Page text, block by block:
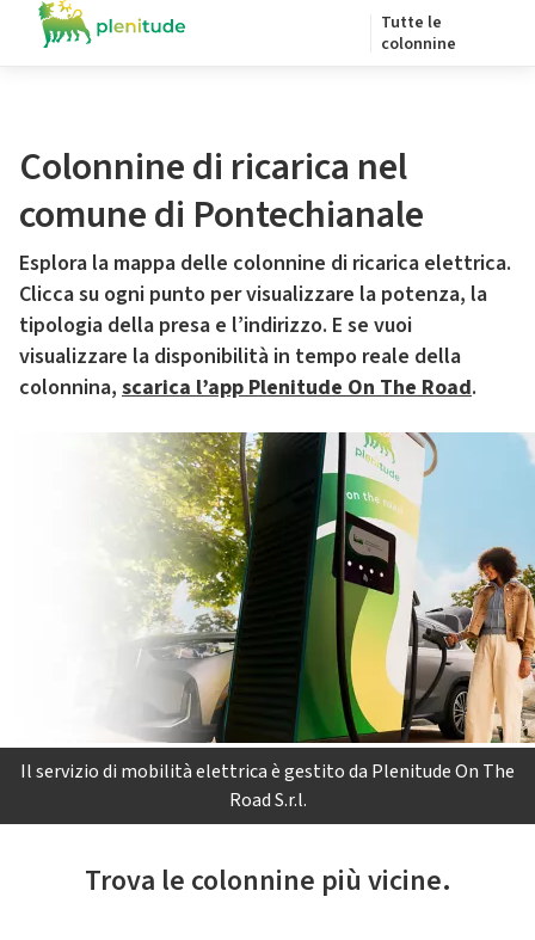
Tutte le
colonnine
Colonnine di ricarica nel
comune di Pontechianale
Esplora la mappa delle colonnine di ricarica elettrica.
Clicca su ogni punto per visualizzare la potenza, la
tipologia della presa e l’indirizzo. E se vuoi
visualizzare la disponibilità in tempo reale della
colonnina, scarica l’app Plenitude On The Road.
Il servizio di mobilità elettrica è gestito da Plenitude On The
Road S.r.l.
Trova le colonnine più vicine.